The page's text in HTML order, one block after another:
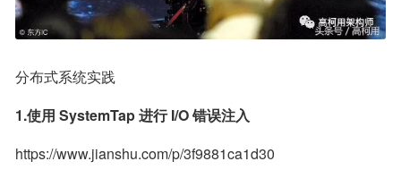
分布式系统实践
1.使用 SystemTap 进行 I/O 错误注入
https://www.jianshu.com/p/3f9881ca1d30